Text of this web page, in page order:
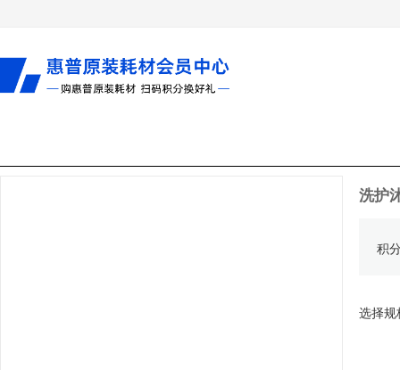
洗护
积
选择规